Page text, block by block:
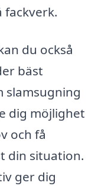
fackverk.
du också
bäst
slamsugning
dig möjlighet
och få
din situation.
ger dig